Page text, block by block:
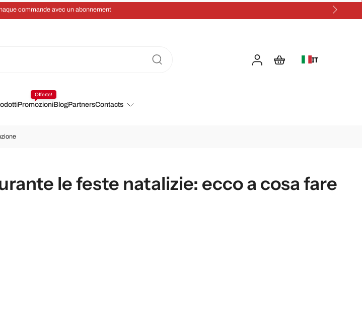
commande avec un abonnement
IT
Promozioni
Offerte!
BlogPartnersContacts
le feste natalizie: ecco a cosa fare